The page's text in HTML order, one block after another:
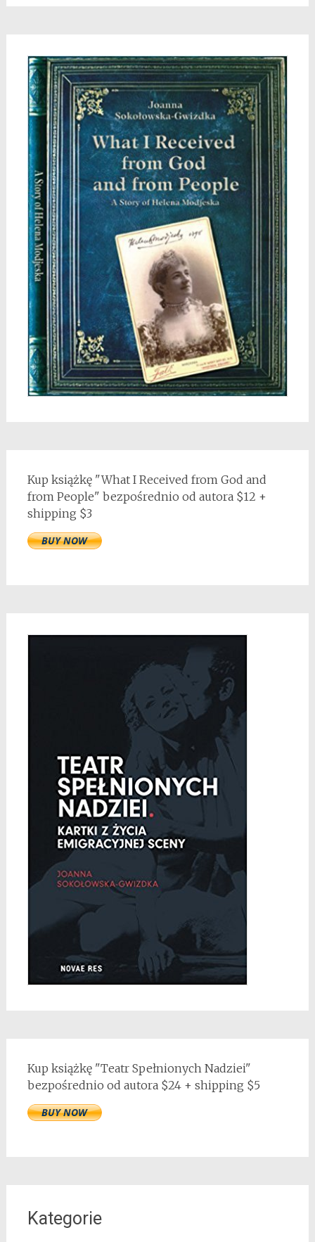
Kup książkę "What I Received from God and
from People" bezpośrednio od autora $12 +
shipping $3
Kup książkę "Teatr Spełnionych Nadziei"
bezpośrednio od autora $24 + shipping $5
Kategorie